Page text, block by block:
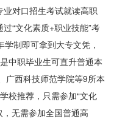
对口招生考试就读高职
“文化素质+职业技能”考
制即可拿到大专文凭，
中职毕业生可直升普通本
广西科技师范学院等9所本
校推荐，只需参加“文化
无需参加全国普通高